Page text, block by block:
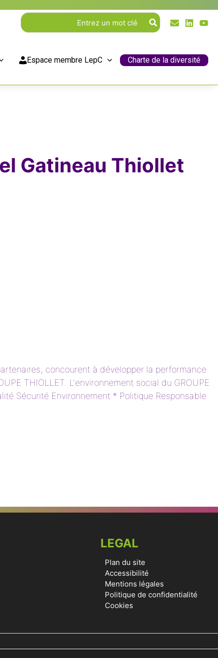
Rechercher:
Espace membre LepC Charte de la diversité
Gatineau Thiollet
concourent à développer la performance
THIOLLET. L'environnement social du GROUPE
Sécurité Environnement * Politique Responsable
LEGAL
Plan du site
Accessibilité
Mentions légales
Politique de confidentialité
Cookies